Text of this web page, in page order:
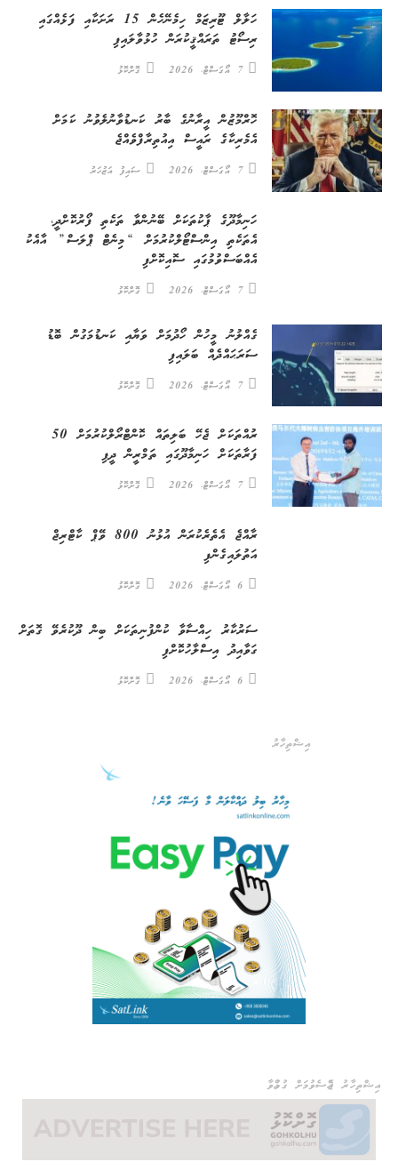
ހަލާލް ޓޫރިޒަމް ހިމެނޭހެން 15 ރަށަކާއި ފަޅެއްގައި
ރިސޯޓު ތަރައްޤީކުރަން ހުޅުވާލައިފި
7 އޯގަސްޓް، 2026 ގޮށްކޮޅު
ހޮރްމޫޒުން އީރާނުގެ ބާރު ކަނޑުވާނުލެވުނު ކަމަށް
އެމެރިކާގެ ރައީސް އިއުތިރާފްވެއްޖެ
7 އޯގަސްޓް، 2026 ސައިފު އަޒުހަރު
ހަނިމާދޫގެ ޕާކުތަކަށް ބޭނުންވާ ތަކެތި ފޯރުކޮށްދީ،
އެތަކެތި އިންސްޓޯލްކުރުމަށް “މިނެޓް ޕްލަސް” އާއެކު
އެއްބަސްވުމުގައި ސޮއިކޮށްފި
7 އޯގަސްޓް، 2026 ގޮށްކޮޅު
ގެއްލުނު މީހުން ހޯދުމަށް ވަޔާއި ކަނޑުމަގުން ބޮޑު
ސަރަޙައްދެއް ބަލައިފި
7 އޯގަސްޓް، 2026 ގޮށްކޮޅު
ރުއްތަކަށް ޖެހޭ ބަލިތައް ކޮންޓްރޯލްކުރުމަށް 50
ފަރާތަކަށް ހަނިމާދޫގައި ތަމްރީން ދީފި
7 އޯގަސްޓް، 2026 ގޮށްކޮޅު
ރާއްޖެ އެތެރެކުރަން އުޅުނު 800 ވޭޕް ކާޓްރިޖް
އަތުލައިގެންފި
6 އޯގަސްޓް، 2026 ގޮށްކޮޅު
ސަރުކާރު ހިއްސާވާ ކުންފުނިތަކަށް ބިން ދޫކުރެވޭ ގޮތަށް
ގަވާއިދު އިސްލާހުކޮށްފި
6 އޯގަސްޓް، 2026 ގޮށްކޮޅު
އިޝްތިހާރު
އިޝްތިހާރު ޖެއްސެވުމަށް ގުޅުއްވާ